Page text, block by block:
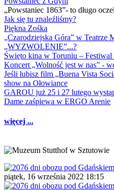
„Powstaniec 1863”- to długo
Jak się tu znaleźliśmy?
Piękna Zośka
„Czarodziejska Góra” w Teatrze
„WYZWOLENIE”...?
Święto kina w Toruniu – Festiwal
Koncert „Wolność jest w nas” -
Jeśli lubisz film „Buena Vista
show na Ołowiance
GAROU już 25 i 27 lutego
Dame zaśpiewa w ERGO Arenie
więcej ...
piątek, 16 września 2022 18:15